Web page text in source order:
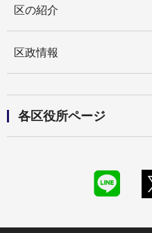
区の紹介
区政情報
各区役所ページ